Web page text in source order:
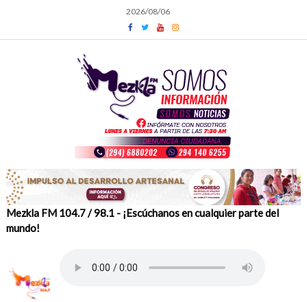
content
2026/08/06
Mezkla FM 104.7 / 98.1 - ¡Escúchanos en cualquier parte del
mundo!